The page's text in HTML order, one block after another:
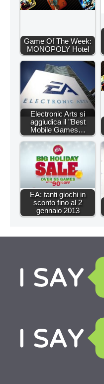
Game Of The Week:
MONOPOLY Hotel
Electronic Arts si
aggiudica il "Best
Mobile Games…
EA: tanti giochi in
sconto fino al 2
gennaio 2013